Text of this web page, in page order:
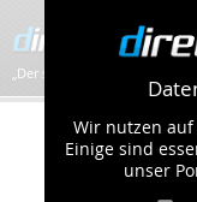
Wir nutzen auf
Einige sind
unser
„Der schnellste Bilder-Hoster
Kontakt